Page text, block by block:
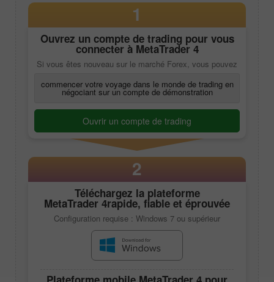
1
Ouvrez un compte de trading pour vous
connecter à MetaTrader 4
Si vous êtes nouveau sur le marché Forex, vous pouvez
commencer votre voyage dans le monde de trading en
négociant sur un compte de démonstration
Ouvrir un compte de trading
2
Téléchargez la plateforme
MetaTrader 4rapide, fiable et éprouvée
Configuration requise : Windows 7 ou supérieur